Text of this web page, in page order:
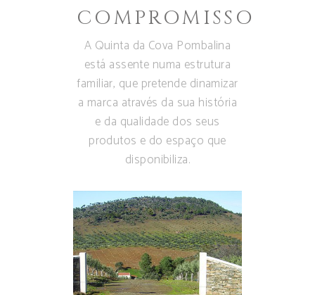
COMPROMISSO
A Quinta da Cova Pombalina
está assente numa estrutura
familiar, que pretende dinamizar
a marca através da sua história
e da qualidade dos seus
produtos e do espaço que
disponibiliza.